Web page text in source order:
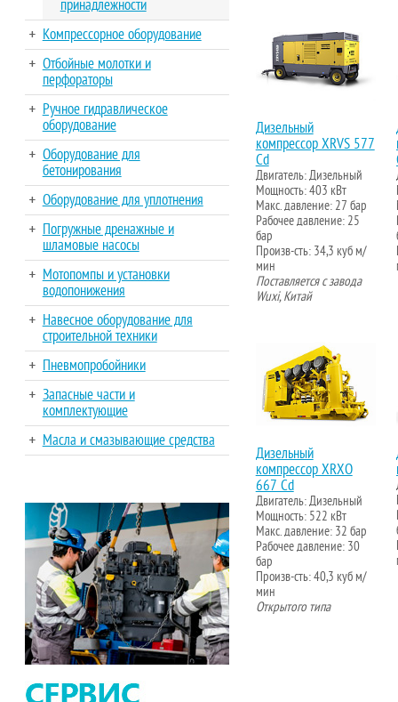
принадлежности
Компрессорное оборудование
Отбойные молотки и
перфораторы
Ручное гидравлическое
оборудование
Оборудование для
бетонирования
Оборудование для уплотнения
Погружные дренажные и
шламовые насосы
Мотопомпы и установки
водопонижения
Навесное оборудование для
строительной техники
Пневмопробойники
Запасные части и
комплектующие
Масла и смазывающие средства
Дизельный
компрессор XRVS 577
Cd
Двигатель: Дизельный
Мощность: 403 кВт
Макс. давление: 27 бар
Рабочее давление: 25
бар
Произв-сть: 34,3 куб м/
мин
Поставляется с завода
Wuxi, Китай
Дизельный
компрессор XRXO
667 Cd
Двигатель: Дизельный
Мощность: 522 кВт
Макс. давление: 32 бар
Рабочее давление: 30
бар
Произв-сть: 40,3 куб м/
мин
Открытого типа